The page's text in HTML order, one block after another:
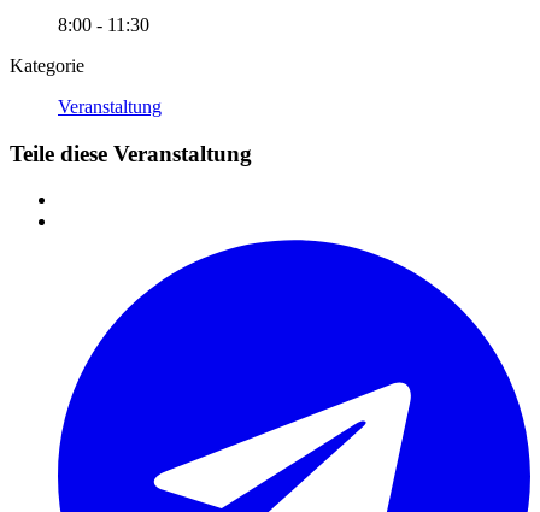
8:00 - 11:30
Kategorie
Veranstaltung
Teile diese Veranstaltung